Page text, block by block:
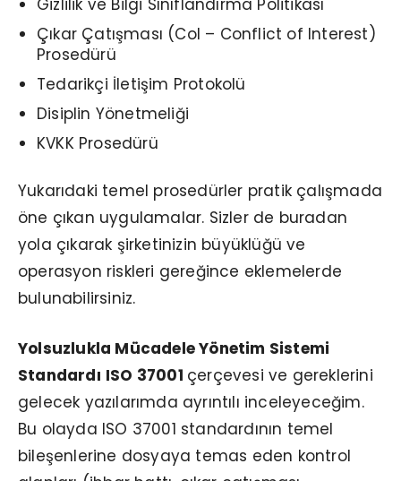
Gizlilik ve Bilgi Sınıflandırma Politikası
Çıkar Çatışması (CoI – Conflict of Interest)
Prosedürü
Tedarikçi İletişim Protokolü
Disiplin Yönetmeliği
KVKK Prosedürü
Yukarıdaki temel prosedürler pratik çalışmada
öne çıkan uygulamalar. Sizler de buradan
yola çıkarak şirketinizin büyüklüğü ve
operasyon riskleri gereğince eklemelerde
bulunabilirsiniz.
Yolsuzlukla Mücadele Yönetim Sistemi
Standardı ISO 37001 çerçevesi ve gereklerini
gelecek yazılarımda ayrıntılı inceleyeceğim.
Bu olayda ISO 37001 standardının temel
bileşenlerine dosyaya temas eden kontrol